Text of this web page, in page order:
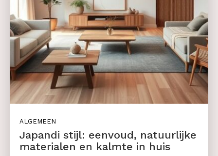
ALGEMEEN
Japandi stijl: eenvoud, natuurlijke
materialen en kalmte in huis